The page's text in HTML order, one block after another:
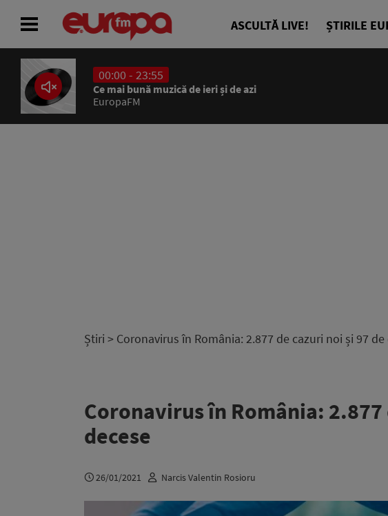
ASCULTĂ LIVE! ȘTIRILE
00:00 - 23:55
Ce mai bună muzică de ieri și de azi
EuropaFM
Știri > Coronavirus în România: 2.877 de cazuri noi și 97 de
Coronavirus în România:
decese
26/01/2021 Narcis Valentin Rosioru
ACASĂ
ȘTIRI